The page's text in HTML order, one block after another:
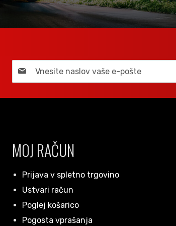
MOJ RAČUN
Prijava v spletno trgovino
Ustvari račun
Poglej košarico
Pogosta vprašanja